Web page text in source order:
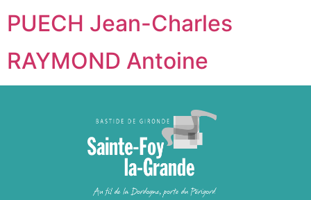
PUECH Jean-Charles
RAYMOND Antoine